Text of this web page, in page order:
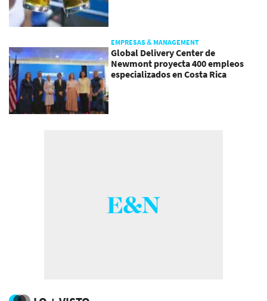
EMPRESAS & MANAGEMENT
Global Delivery Center de
Newmont proyecta 400 empleos
especializados en Costa Rica